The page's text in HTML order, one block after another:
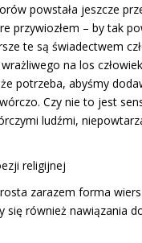
powstała jeszcze
przywiozłem – by tak
te są świadectwem
na los
potrzeba, abyśmy
Czy nie to jest
ludźmi,
religijnej
zarazem forma
również nawiązania